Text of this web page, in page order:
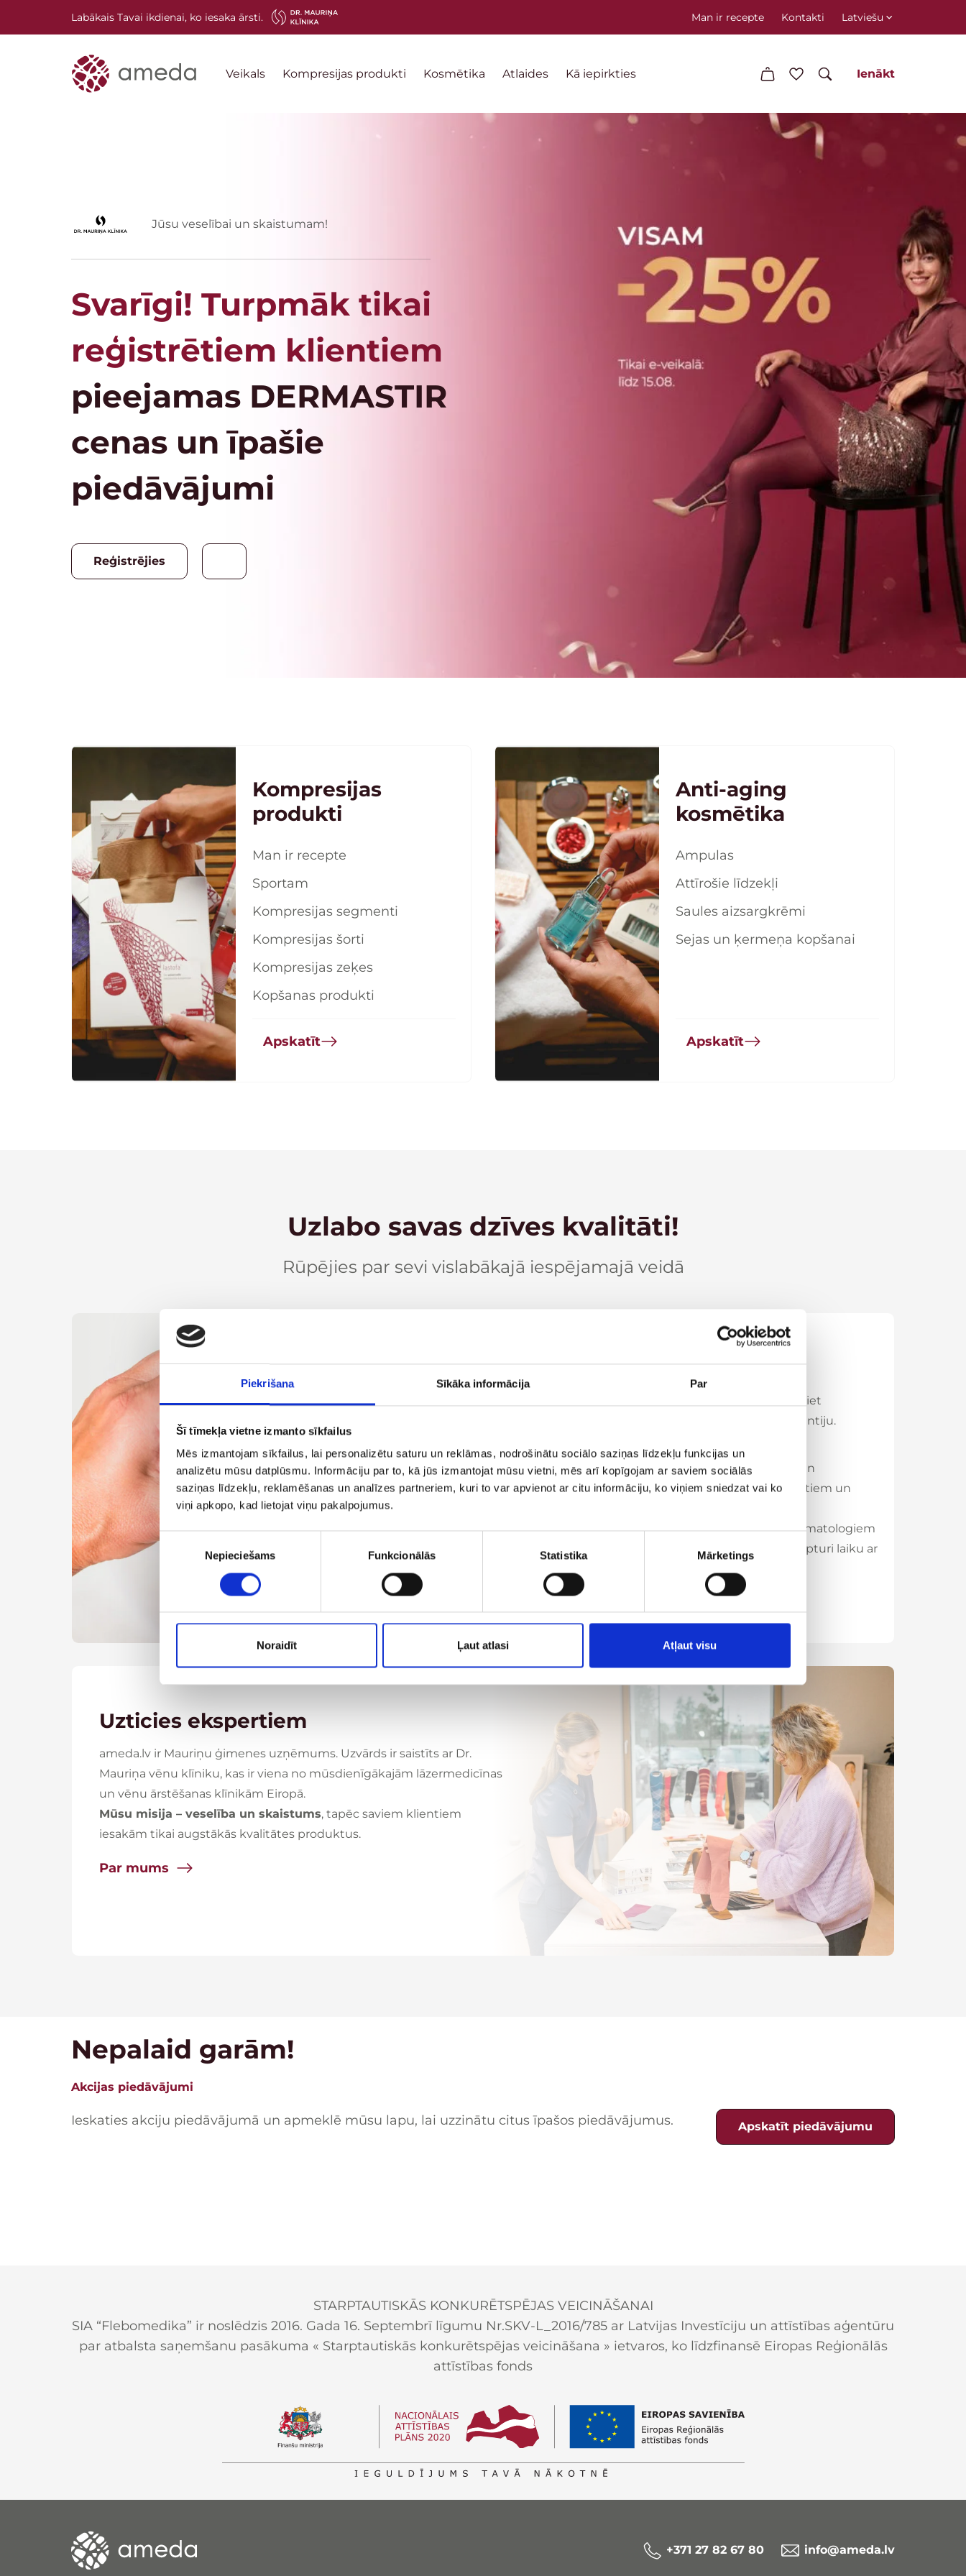
Piekrišana Sīkāka informācija Par
Šī tīmekļa vietne izmanto sīkfailus
Mēs izmantojam sīkfailus, lai personalizētu saturu un reklāmas, nodrošinātu sociālo saziņas līdzekļu funkcijas un
analizētu mūsu datplūsmu. Informāciju par to, kā jūs izmantojat mūsu vietni, mēs arī kopīgojam ar saviem sociālās
saziņas līdzekļu, reklamēšanas un analīzes partneriem, kuri to var apvienot ar citu informāciju, ko viņiem sniedzat vai ko
viņi apkopo, kad lietojat viņu pakalpojumus.
Piekrišanas
Nepieciešams Funkcionālās Statistika Mārketings
Noraidīt Ļaut atlasi Atļaut visu
Labākais Tavai ikdienai, ko iesaka ārsti. Man ir recepte Kontakti Latviešu
Veikals Kompresijas produkti Kosmētika Atlaides Kā iepirkties Ienākt
Jūsu veselībai un skaistumam!
Svarīgi! Turpmāk tikai
reģistrētiem klientiem
pieejamas DERMASTIR
cenas un īpašie
piedāvājumi
Reģistrējies
Kompresijas
produkti
Man ir recepte
Sportam
Kompresijas segmenti
Kompresijas šorti
Kompresijas zeķes
Kopšanas produkti
Apskatīt
Anti-aging
kosmētika
Ampulas
Attīrošie līdzekļi
Saules aizsargkrēmi
Sejas un ķermeņa kopšanai
Apskatīt
Ameda interneta veikalsUzlabo savas dzīves kvalitāti!
Rūpējies par sevi vislabākajā iespējamajā veidā
Jūsu ieguvums
Izvēloties ameda.lv sortimentu, jūs varat būt droši, ka saņemsiet
personisku attieksmi un augstas kvalitātes produktus ar garantiju.
Kvalitāte ir investīcija nākotnē
Ar OFA kompresijas zeķēm tiek uzlabota kāju vēnu veselība un
rehabilitācija pēc vēnu operācijām. Lieliski piemērotas sportistiem un
Dermastir kosmētika radīta sadarbībā ar zinātniekiem un dermatologiem
Alta Care Laboratorijā Francijā. Uzlabo savas ādas stāvokli un apturi laiku ar
Uzticies ekspertiem
ameda.lv ir Mauriņu ģimenes uzņēmums. Uzvārds ir saistīts ar Dr.
Mauriņa vēnu klīniku, kas ir viena no mūsdienīgākajām lāzermedicīnas
un vēnu ārstēšanas klīnikām Eiropā.
Mūsu misija – veselība un skaistums, tapēc saviem klientiem
iesakām tikai augstākās kvalitātes produktus.
Par mums
Nepalaid garām!
Akcijas piedāvājumi
Ieskaties akciju piedāvājumā un apmeklē mūsu lapu, lai uzzinātu citus īpašos piedāvājumus. Apskatīt piedāvājumu
STARPTAUTISKĀS KONKURĒTSPĒJAS VEICINĀŠANAI
SIA “Flebomedika” ir noslēdzis 2016. Gada 16. Septembrī līgumu Nr.SKV-L_2016/785 ar Latvijas Investīciju un attīstības aģentūru
par atbalsta saņemšanu pasākuma « Starptautiskās konkurētspējas veicināšana » ietvaros, ko līdzfinansē Eiropas Reģionālās
attīstības fonds
+371 27 82 67 80 info@ameda.lv